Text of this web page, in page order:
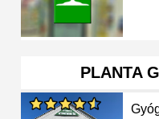
PLANTA